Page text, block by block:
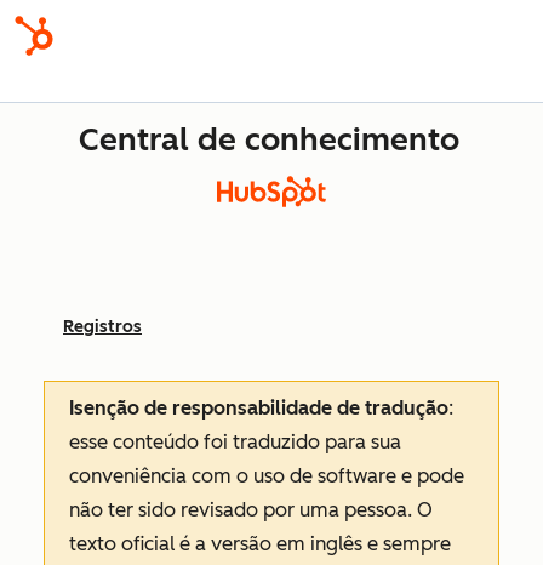
Central de conhecimento
Registros
Isenção de responsabilidade de tradução:
esse conteúdo foi traduzido para sua
conveniência com o uso de software e pode
não ter sido revisado por uma pessoa. O
texto oficial é a versão em inglês e sempre